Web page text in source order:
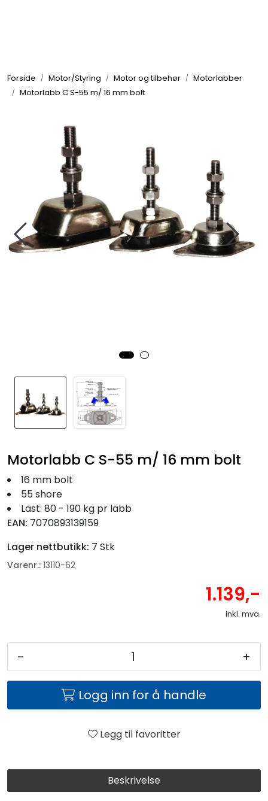
Forside Motor/Styring Motor og tilbehør
Motorlabber
Motorlabb C S-55 m/ 16 mm bolt
Beskrivelse
Motorlabb C S-55 m/ 16 mm bolt
16 mm bolt
55 shore
Last: 80 - 190 kg pr labb
EAN: 7070893139159
Lager nettbutikk: 7 Stk
Varenr.: 13110-62
1.139,-
inkl. mva.
- +
Logg inn for å handle
Legg til favoritter
Elektrisk
Bygg/Innredning
Komfort
VVS
Motor/Styring
Seil
Nyheter